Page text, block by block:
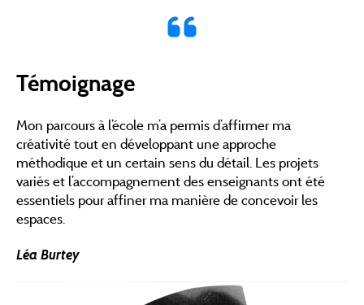
Témoignage
Mon parcours à l’école m’a permis d’affirmer ma
créativité tout en développant une approche
méthodique et un certain sens du détail. Les projets
variés et l’accompagnement des enseignants ont été
essentiels pour affiner ma manière de concevoir les
espaces.
Léa Burtey